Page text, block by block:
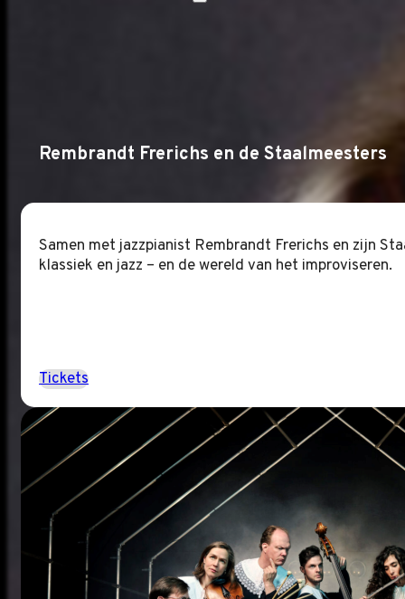
Rembrandt Frerichs en de Staalmeesters
Samen met jazzpianist Rembrandt Frerichs en zijn
klassiek en jazz – en de wereld van het improviseren.
Tickets